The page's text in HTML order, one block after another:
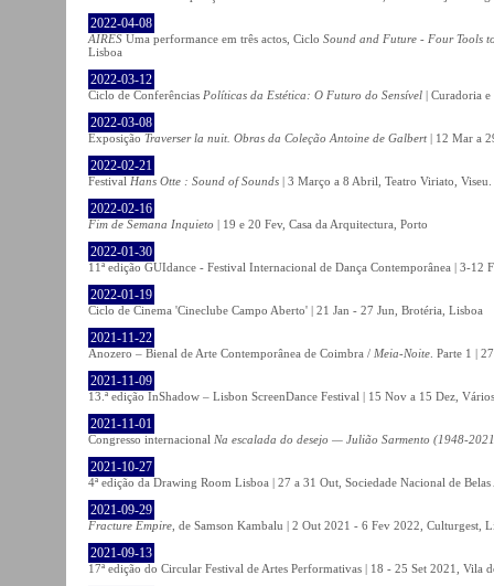
2022-04-08
AIRES Uma performance em três actos, Ciclo Sound and Future - Four Tools
Lisboa
2022-03-12
Ciclo de Conferências Políticas da Estética: O Futuro do Sensível | Curadoria
2022-03-08
Exposição Traverser la nuit. Obras da Coleção Antoine de Galbert | 12 Mar a
2022-02-21
Festival Hans Otte : Sound of Sounds | 3 Março a 8 Abril, Teatro Viriato, Viseu.
2022-02-16
Fim de Semana Inquieto | 19 e 20 Fev, Casa da Arquitectura, Porto
2022-01-30
11ª edição GUIdance - Festival Internacional de Dança Contemporânea | 3-12
2022-01-19
Ciclo de Cinema 'Cineclube Campo Aberto' | 21 Jan - 27 Jun, Brotéria, Lisboa
2021-11-22
Anozero – Bienal de Arte Contemporânea de Coimbra / Meia-Noite . Parte 1 |
2021-11-09
13.ª edição InShadow – Lisbon ScreenDance Festival | 15 Nov a 15 Dez,
2021-11-01
Congresso internacional Na escalada do desejo — Julião Sarmento (1948-
2021-10-27
4ª edição da Drawing Room Lisboa | 27 a 31 Out, Sociedade Nacional de
2021-09-29
Fracture Empire , de Samson Kambalu | 2 Out 2021 - 6 Fev 2022, Culturgest,
2021-09-13
17ª edição do Circular Festival de Artes Performativas | 18 - 25 Set 2021, Vila